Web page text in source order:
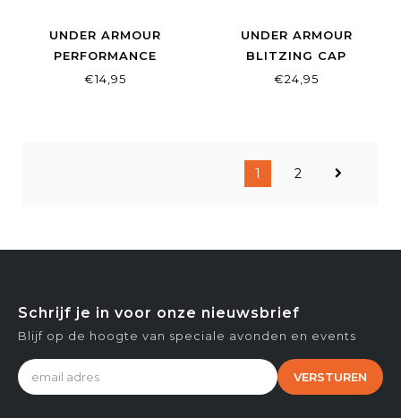
UNDER ARMOUR
PERFORMANCE
WRISTBANDS 15CM
€14,95
UNDER ARMOUR
BLITZING CAP
ADJUSTABLE BLACK
€24,95
1 2
Schrijf je in voor onze nieuwsbrief
Blijf op de hoogte van speciale avonden en events
VERSTUREN